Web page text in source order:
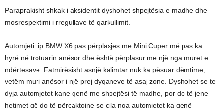
Paraprakisht shkak i aksidentit dyshohet shpejtësia e madhe dhe
mosrespektimi i rregullave të qarkullimit.
Automjeti tip BMW X6 pas përplasjes me Mini Cuper më pas ka
hyrë në trotuarin anësor dhe është përplasur me një nga muret e
ndërtesave. Fatmirësisht asnjë kalimtar nuk ka pësuar dëmtime,
vetëm muri anësor i një prej dyqaneve të asaj zone. Dyshohet se te
dyja automjetet kane qenë me shpejtësi të madhe, por do të jene
hetimet që do të përcaktojne se cila nga automjetet ka qenë